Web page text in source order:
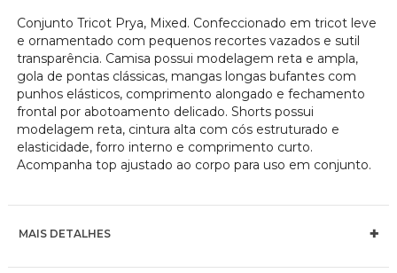
Conjunto Tricot Prya, Mixed. Confeccionado em tricot leve
e ornamentado com pequenos recortes vazados e sutil
transparência. Camisa possui modelagem reta e ampla,
gola de pontas clássicas, mangas longas bufantes com
punhos elásticos, comprimento alongado e fechamento
frontal por abotoamento delicado. Shorts possui
modelagem reta, cintura alta com cós estruturado e
elasticidade, forro interno e comprimento curto.
Acompanha top ajustado ao corpo para uso em conjunto.
MAIS DETALHES